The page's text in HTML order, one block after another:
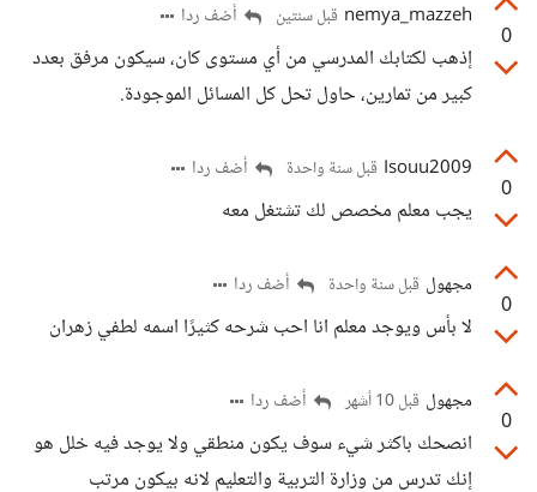
0
nemya_mazzeh قبل سنتين أضف ردا
إذهب لكتابك المدرسي من أي مستوى كان، سيكون مرفق بعدد
كبير من تمارين، حاول تحل كل المسائل الموجودة.
0
Isouu2009 قبل سنة واحدة أضف ردا
يجب معلم مخصص لك تشتغل معه
0
مجهول قبل سنة واحدة أضف ردا
لا بأس ويوجد معلم انا احب شرحه كثيرًا اسمه لطفي زهران
0
مجهول قبل 10 أشهر أضف ردا
انصحك باكثر شيء سوف يكون منطقي ولا يوجد فيه خلل هو
إنك تدرس من وزارة التربية والتعليم لانه بيكون مرتب